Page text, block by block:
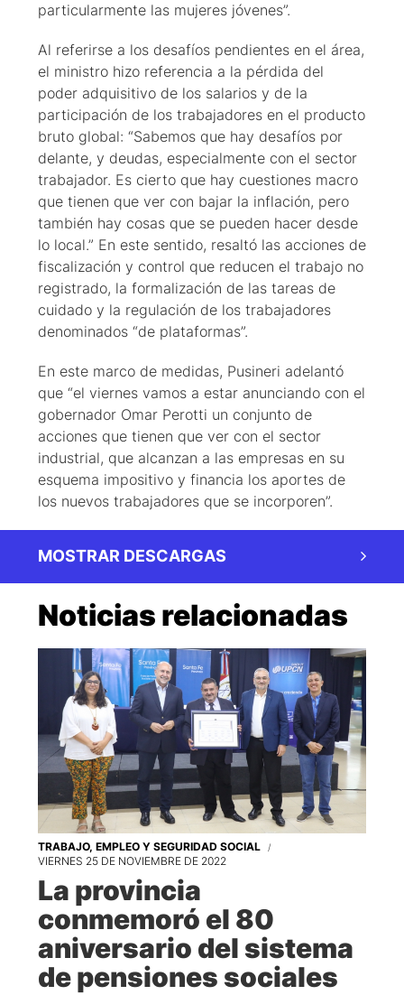
particularmente las mujeres jóvenes”.
Al referirse a los desafíos pendientes en el área,
el ministro hizo referencia a la pérdida del
poder adquisitivo de los salarios y de la
participación de los trabajadores en el producto
bruto global: “Sabemos que hay desafíos por
delante, y deudas, especialmente con el sector
trabajador. Es cierto que hay cuestiones macro
que tienen que ver con bajar la inflación, pero
también hay cosas que se pueden hacer desde
lo local.” En este sentido, resaltó las acciones de
fiscalización y control que reducen el trabajo no
registrado, la formalización de las tareas de
cuidado y la regulación de los trabajadores
denominados “de plataformas”.
En este marco de medidas, Pusineri adelantó
que “el viernes vamos a estar anunciando con el
gobernador Omar Perotti un conjunto de
acciones que tienen que ver con el sector
industrial, que alcanzan a las empresas en su
esquema impositivo y financia los aportes de
los nuevos trabajadores que se incorporen”.
MOSTRAR DESCARGAS
Noticias relacionadas
TRABAJO, EMPLEO Y SEGURIDAD SOCIAL
VIERNES 25 DE NOVIEMBRE DE 2022
La provincia
conmemoró el 80
aniversario del sistema
de pensiones sociales